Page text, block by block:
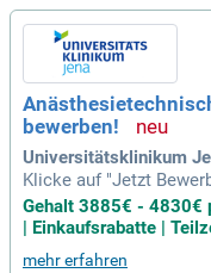
bewerben!
Universitätsklinikum
Klicke auf "Jetzt
Gehalt 3885€ - 4830€
| Einkaufsrabatte |
mehr erfahren